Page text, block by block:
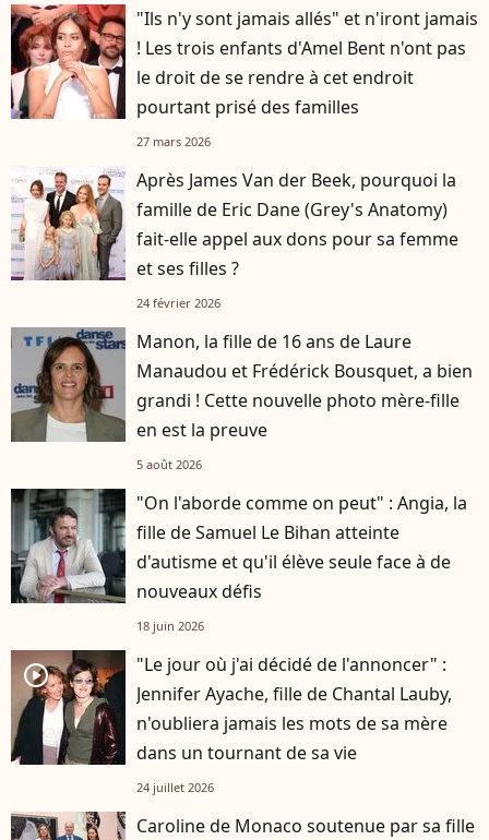
"Ils n'y sont jamais allés" et n'iront jamais
! Les trois enfants d'Amel Bent n'ont pas
le droit de se rendre à cet endroit
pourtant prisé des familles
27 mars 2026
Après James Van der Beek, pourquoi la
famille de Eric Dane (Grey's Anatomy)
fait-elle appel aux dons pour sa femme
et ses filles ?
24 février 2026
Manon, la fille de 16 ans de Laure
Manaudou et Frédérick Bousquet, a bien
grandi ! Cette nouvelle photo mère-fille
en est la preuve
5 août 2026
"On l'aborde comme on peut" : Angia, la
fille de Samuel Le Bihan atteinte
d'autisme et qu'il élève seule face à de
nouveaux défis
18 juin 2026
player2
"Le jour où j'ai décidé de l'annoncer" :
Jennifer Ayache, fille de Chantal Lauby,
n'oubliera jamais les mots de sa mère
dans un tournant de sa vie
24 juillet 2026
Caroline de Monaco soutenue par sa fille